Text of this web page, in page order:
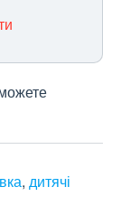
, дитячі